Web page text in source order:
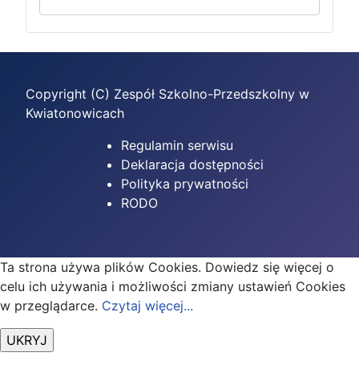
Copyright (C) Zespół Szkolno-Przedszkolny w
Kwiatonowicach
Regulamin serwisu
Deklaracja dostępności
Polityka prywatności
RODO
Ta strona używa plików Cookies. Dowiedz się więcej o
celu ich używania i możliwości zmiany ustawień Cookies
w przeglądarce. Czytaj więcej...